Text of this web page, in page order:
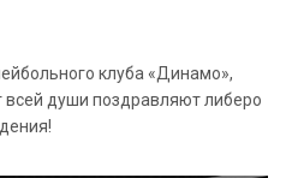
клуба «Динамо»,
души поздравляют либеро